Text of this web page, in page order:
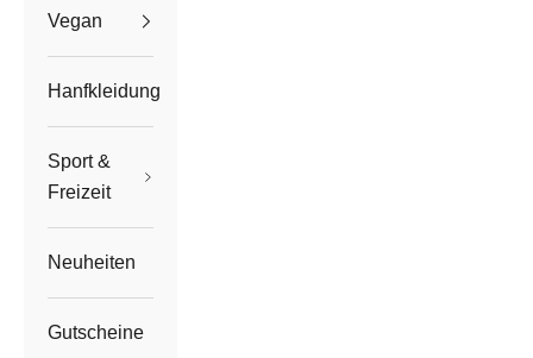
Vegan
Hanfkleidung
Sport &
Freizeit
Neuheiten
Gutscheine